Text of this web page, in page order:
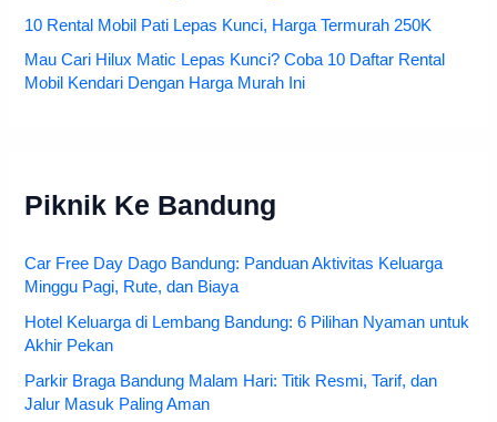
10 Rental Mobil Pati Lepas Kunci, Harga Termurah 250K
Mau Cari Hilux Matic Lepas Kunci? Coba 10 Daftar Rental
Mobil Kendari Dengan Harga Murah Ini
Piknik Ke Bandung
Car Free Day Dago Bandung: Panduan Aktivitas Keluarga
Minggu Pagi, Rute, dan Biaya
Hotel Keluarga di Lembang Bandung: 6 Pilihan Nyaman untuk
Akhir Pekan
Parkir Braga Bandung Malam Hari: Titik Resmi, Tarif, dan
Jalur Masuk Paling Aman